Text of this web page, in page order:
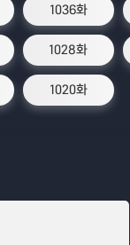
1036화
1028화
1020화